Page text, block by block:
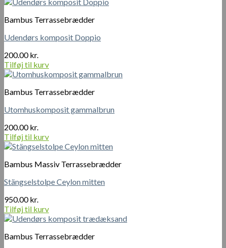
Bambus Terrassebrædder
Udendørs komposit Doppio
200.00kr.
Tilføj til kurv
Bambus Terrassebrædder
Utomhuskomposit gammalbrun
200.00kr.
Tilføj til kurv
Bambus Massiv Terrassebrædder
Stängselstolpe Ceylon mitten
950.00kr.
Tilføj til kurv
Bambus Terrassebrædder